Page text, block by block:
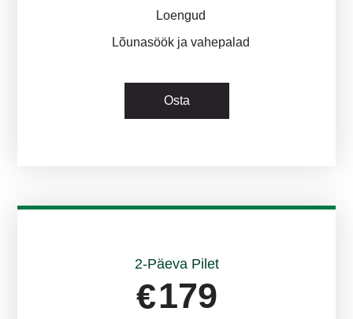
Loengud
Lõunasöök ja vahepalad
Osta
2-Päeva Pilet
€179